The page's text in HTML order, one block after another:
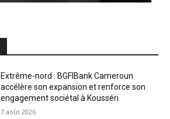
Extrême-nord : BGFIBank Cameroun
accélère son expansion et renforce son
engagement sociétal à Kousséri
7 août 2026